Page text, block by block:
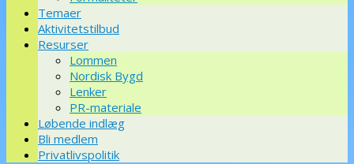
Temaer
Aktivitetstilbud
Resurser
Lommen
Nordisk Bygd
Lenker
PR-materiale
Løbende indlæg
Bli medlem
Privatlivspolitik